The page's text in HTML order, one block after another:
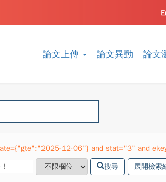
論文上傳 論文異動 論文
12-06"} and stat="3" and
搜尋 展開檢索